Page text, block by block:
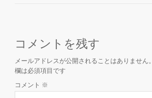
コメントを残す
メールアドレスが公開されることはありません。
欄は必須項目です
コメント ※